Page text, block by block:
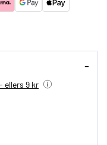
ellers 9 kr